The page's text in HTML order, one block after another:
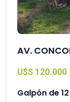
AV.
U$S 120.000
Galpón de